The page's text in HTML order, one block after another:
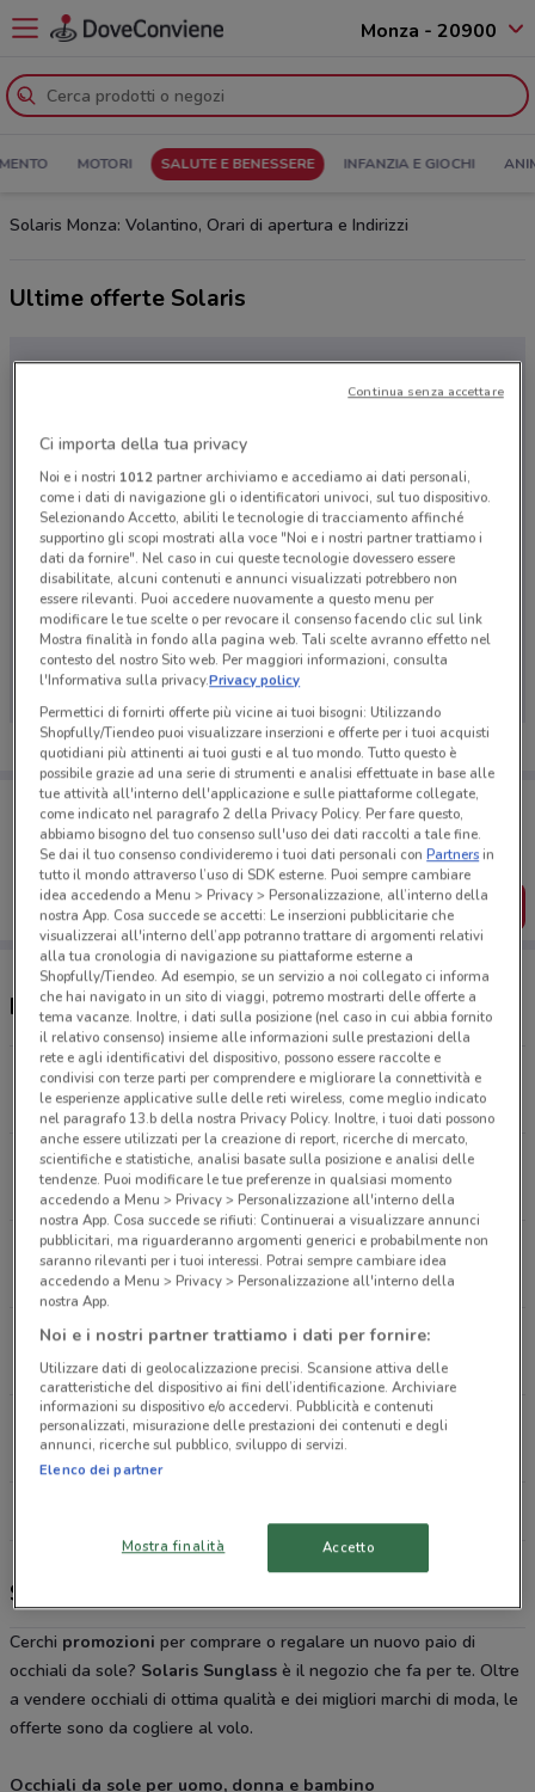
Monza - 20900
MOTORI SALUTE E BENESSERE INFANZIA E GIOCHI
Solaris Monza: Volantino, Orari di apertura e Indirizzi
Ultime offerte Solaris
Ci dispiace, al momento non abbiamo pubblicato
volantini nella tua zona. Riprova più tardi.
Porta DoveConviene sempre con te!
Puoi trovare le migliori offerte dei negozi vicino a te,
salvarle e creare la tua lista del risparmio, comodamente
dal tuo cellulare.
SCARICA L’APP
Negozi Solaris a Monza
Piazza Duca D'Aosta, 1 Milano
12.1 km
APERTO
Corso Buenos Aires, 64 Milano
12.2 km
CHIUSO
Piazza 5 Giornate, 1A Milano
14.5 km
APERTO
Via Santa Radegonda, 3 Milano
14.6 km
APERTO
Via Dante, 15 Milano
14.7 km
CHIUSO
Solaris, offerte e negozi
Cerchi promozioni per comprare o regalare un nuovo paio di
occhiali da sole? Solaris Sunglass è il negozio che fa per te. Oltre
a vendere occhiali di ottima qualità e dei migliori marchi di moda, le
offerte sono da cogliere al volo.
Occhiali da sole per uomo, donna e bambino
Ci importa della tua privacy
Noi e i nostri 1012partner archiviamo e accediamo ai dati personali,
come i dati di navigazione gli o identificatori univoci, sul tuo dispositivo.
Selezionando Accetto, abiliti le tecnologie di tracciamento affinché
supportino gli scopi mostrati alla voce "Noi e i nostri partner trattiamo i
dati da fornire". Nel caso in cui queste tecnologie dovessero essere
disabilitate, alcuni contenuti e annunci visualizzati potrebbero non
essere rilevanti. Puoi accedere nuovamente a questo menu per
modificare le tue scelte o per revocare il consenso facendo clic sul link
Mostra finalità in fondo alla pagina web. Tali scelte avranno effetto nel
contesto del nostro Sito web. Per maggiori informazioni, consulta
l'Informativa sulla privacy.Privacy policy
Permettici di fornirti offerte più vicine ai tuoi bisogni: Utilizzando
Shopfully/Tiendeo puoi visualizzare inserzioni e offerte per i tuoi acquisti
quotidiani più attinenti ai tuoi gusti e al tuo mondo. Tutto questo è
possibile grazie ad una serie di strumenti e analisi effettuate in base alle
tue attività all'interno dell'applicazione e sulle piattaforme collegate,
come indicato nel paragrafo 2 della Privacy Policy. Per fare questo,
abbiamo bisogno del tuo consenso sull'uso dei dati raccolti a tale fine.
Se dai il tuo consenso condivideremo i tuoi dati personali conPartnersin
tutto il mondo attraverso l’uso di SDK esterne. Puoi sempre cambiare
idea accedendo a Menu > Privacy > Personalizzazione, all’interno della
nostra App. Cosa succede se accetti: Le inserzioni pubblicitarie che
visualizzerai all'interno dell’app potranno trattare di argomenti relativi
alla tua cronologia di navigazione su piattaforme esterne a
Shopfully/Tiendeo. Ad esempio, se un servizio a noi collegato ci informa
che hai navigato in un sito di viaggi, potremo mostrarti delle offerte a
tema vacanze. Inoltre, i dati sulla posizione (nel caso in cui abbia fornito
il relativo consenso) insieme alle informazioni sulle prestazioni della
rete e agli identificativi del dispositivo, possono essere raccolte e
condivisi con terze parti per comprendere e migliorare la connettività e
le esperienze applicative sulle delle reti wireless, come meglio indicato
nel paragrafo 13.b della nostra Privacy Policy. Inoltre, i tuoi dati possono
anche essere utilizzati per la creazione di report, ricerche di mercato,
scientifiche e statistiche, analisi basate sulla posizione e analisi delle
tendenze. Puoi modificare le tue preferenze in qualsiasi momento
accedendo a Menu > Privacy > Personalizzazione all'interno della
nostra App. Cosa succede se rifiuti: Continuerai a visualizzare annunci
pubblicitari, ma riguarderanno argomenti generici e probabilmente non
saranno rilevanti per i tuoi interessi. Potrai sempre cambiare idea
accedendo a Menu > Privacy > Personalizzazione all'interno della
nostra App.
Noi e i nostri partner trattiamo i dati per fornire:
Utilizzare dati di geolocalizzazione precisi. Scansione attiva delle
caratteristiche del dispositivo ai fini dell’identificazione. Archiviare
informazioni su dispositivo e/o accedervi. Pubblicità e contenuti
personalizzati, misurazione delle prestazioni dei contenuti e degli
annunci, ricerche sul pubblico, sviluppo di servizi.
Elenco dei partner
Mostra finalità Accetto
Continua senza accettare